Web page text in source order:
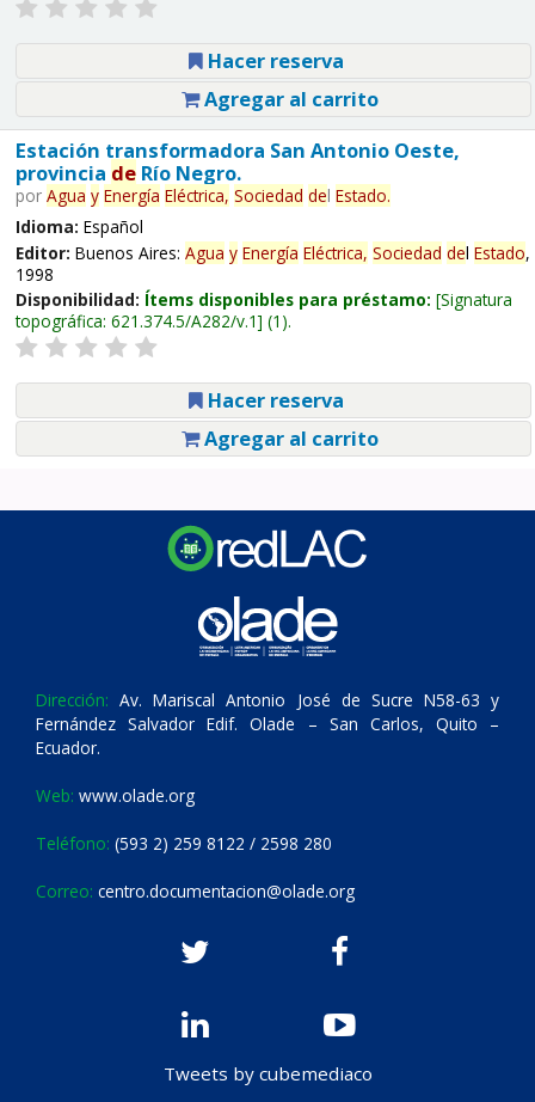
Hacer reserva
Agregar al carrito
Estación transformadora San Antonio Oeste,
provincia deRío Negro.
por Agua y Energía Eléctrica, Sociedad del Estado.
Idioma: Español
Editor: Buenos Aires: Agua y Energía Eléctrica, Sociedad del Estado,
1998
Disponibilidad: Ítems disponibles para préstamo: Signatura
topográfica: 621.374.5/A282/v.1 (1).
Hacer reserva
Agregar al carrito
Dirección: Av. Mariscal Antonio José de Sucre N58-63 y
Fernández Salvador Edif. Olade – San Carlos, Quito –
Ecuador.
Web: www.olade.org
Teléfono: (593 2) 259 8122 / 2598 280
Correo: centro.documentacion@olade.org
Tweets by cubemediaco